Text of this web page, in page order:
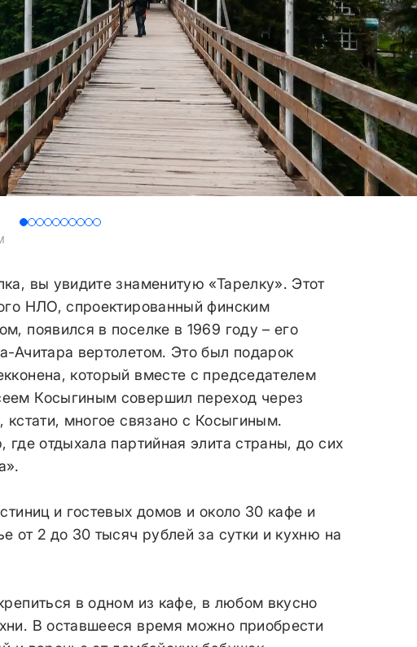
вы увидите знаменитую «Тарелку». Этот
НЛО, спроектированный финским
появился в поселке в 1969 году – его
Ачитара вертолетом. Это был подарок
который вместе с председателем
Косыгиным совершил переход через
многое связано с Косыгиным.
где отдыхала партийная элита страны, до сих
и гостевых домов и около 30 кафе и
от 2 до 30 тысяч рублей за сутки и кухню на
в одном из кафе, в любом вкусно
В оставшееся время можно приобрести